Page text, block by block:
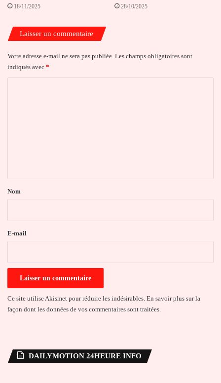
18/11/2025 28/10/2025
Laisser un commentaire
Votre adresse e-mail ne sera pas publiée. Les champs obligatoires sont
indiqués avec *
a
e
Nom
E-mail
Ce site utilise Akismet pour réduire les indésirables. En savoir plus sur la
façon dont les données de vos commentaires sont traitées.
DAILYMOTION 24HEURE INFO